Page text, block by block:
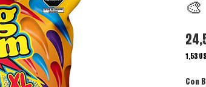
🎨
1,53
por
Con